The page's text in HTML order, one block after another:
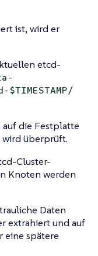
ist, wird er
etcd-
die Festplatte
wird überprüft.
Cluster-
Knoten werden
Daten
extrahiert und auf
eine spätere